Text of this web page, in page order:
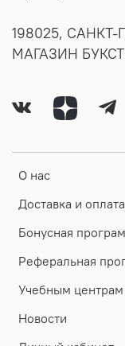
О нас
Доставка и оплата
Бонусная
Реферальная
Учебным центрам
Новости
198025, САНКТ-
МАГАЗИН